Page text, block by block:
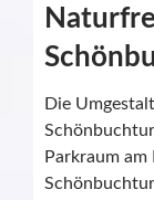
Die
Parkraum